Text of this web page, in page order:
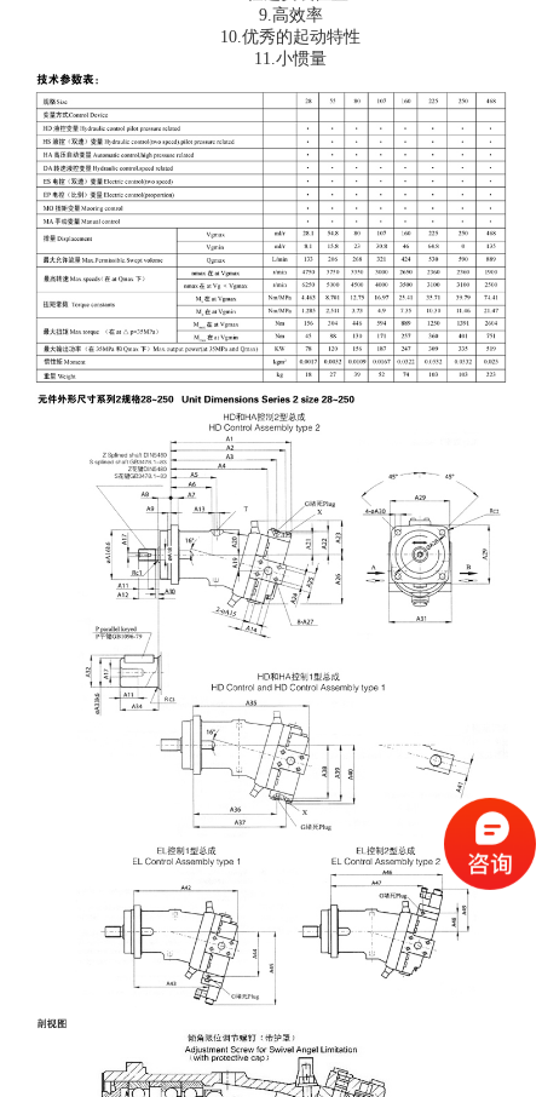
9.高效率
10.优秀的起动特性
11.小惯量